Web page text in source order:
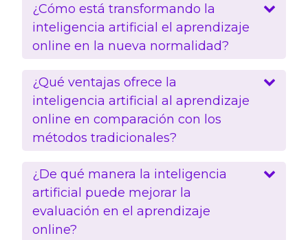
¿Cómo está transformando la
inteligencia artificial el aprendizaje
online en la nueva normalidad?
¿Qué ventajas ofrece la
inteligencia artificial al aprendizaje
online en comparación con los
métodos tradicionales?
¿De qué manera la inteligencia
artificial puede mejorar la
evaluación en el aprendizaje
online?